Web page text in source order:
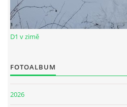
D1 v zimě
FOTOALBUM
2026